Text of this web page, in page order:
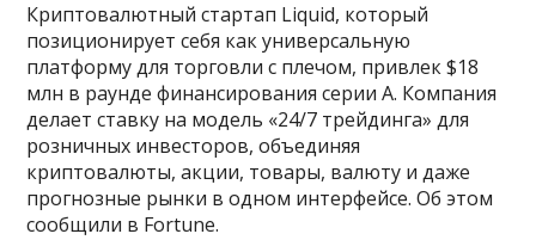
Криптовалютный стартап Liquid, который
позиционирует себя как универсальную
платформу для торговли с плечом, привлек $18
млн в раунде финансирования серии A. Компания
делает ставку на модель «24/7 трейдинга» для
розничных инвесторов, объединяя
криптовалюты, акции, товары, валюту и даже
прогнозные рынки в одном интерфейсе. Об этом
сообщили в Fortune.